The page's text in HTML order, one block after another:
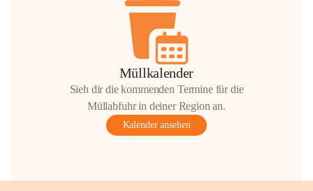
Müllkalender
Sieh dir die kommenden Termine für die
Müllabfuhr in deiner Region an.
Kalender ansehen